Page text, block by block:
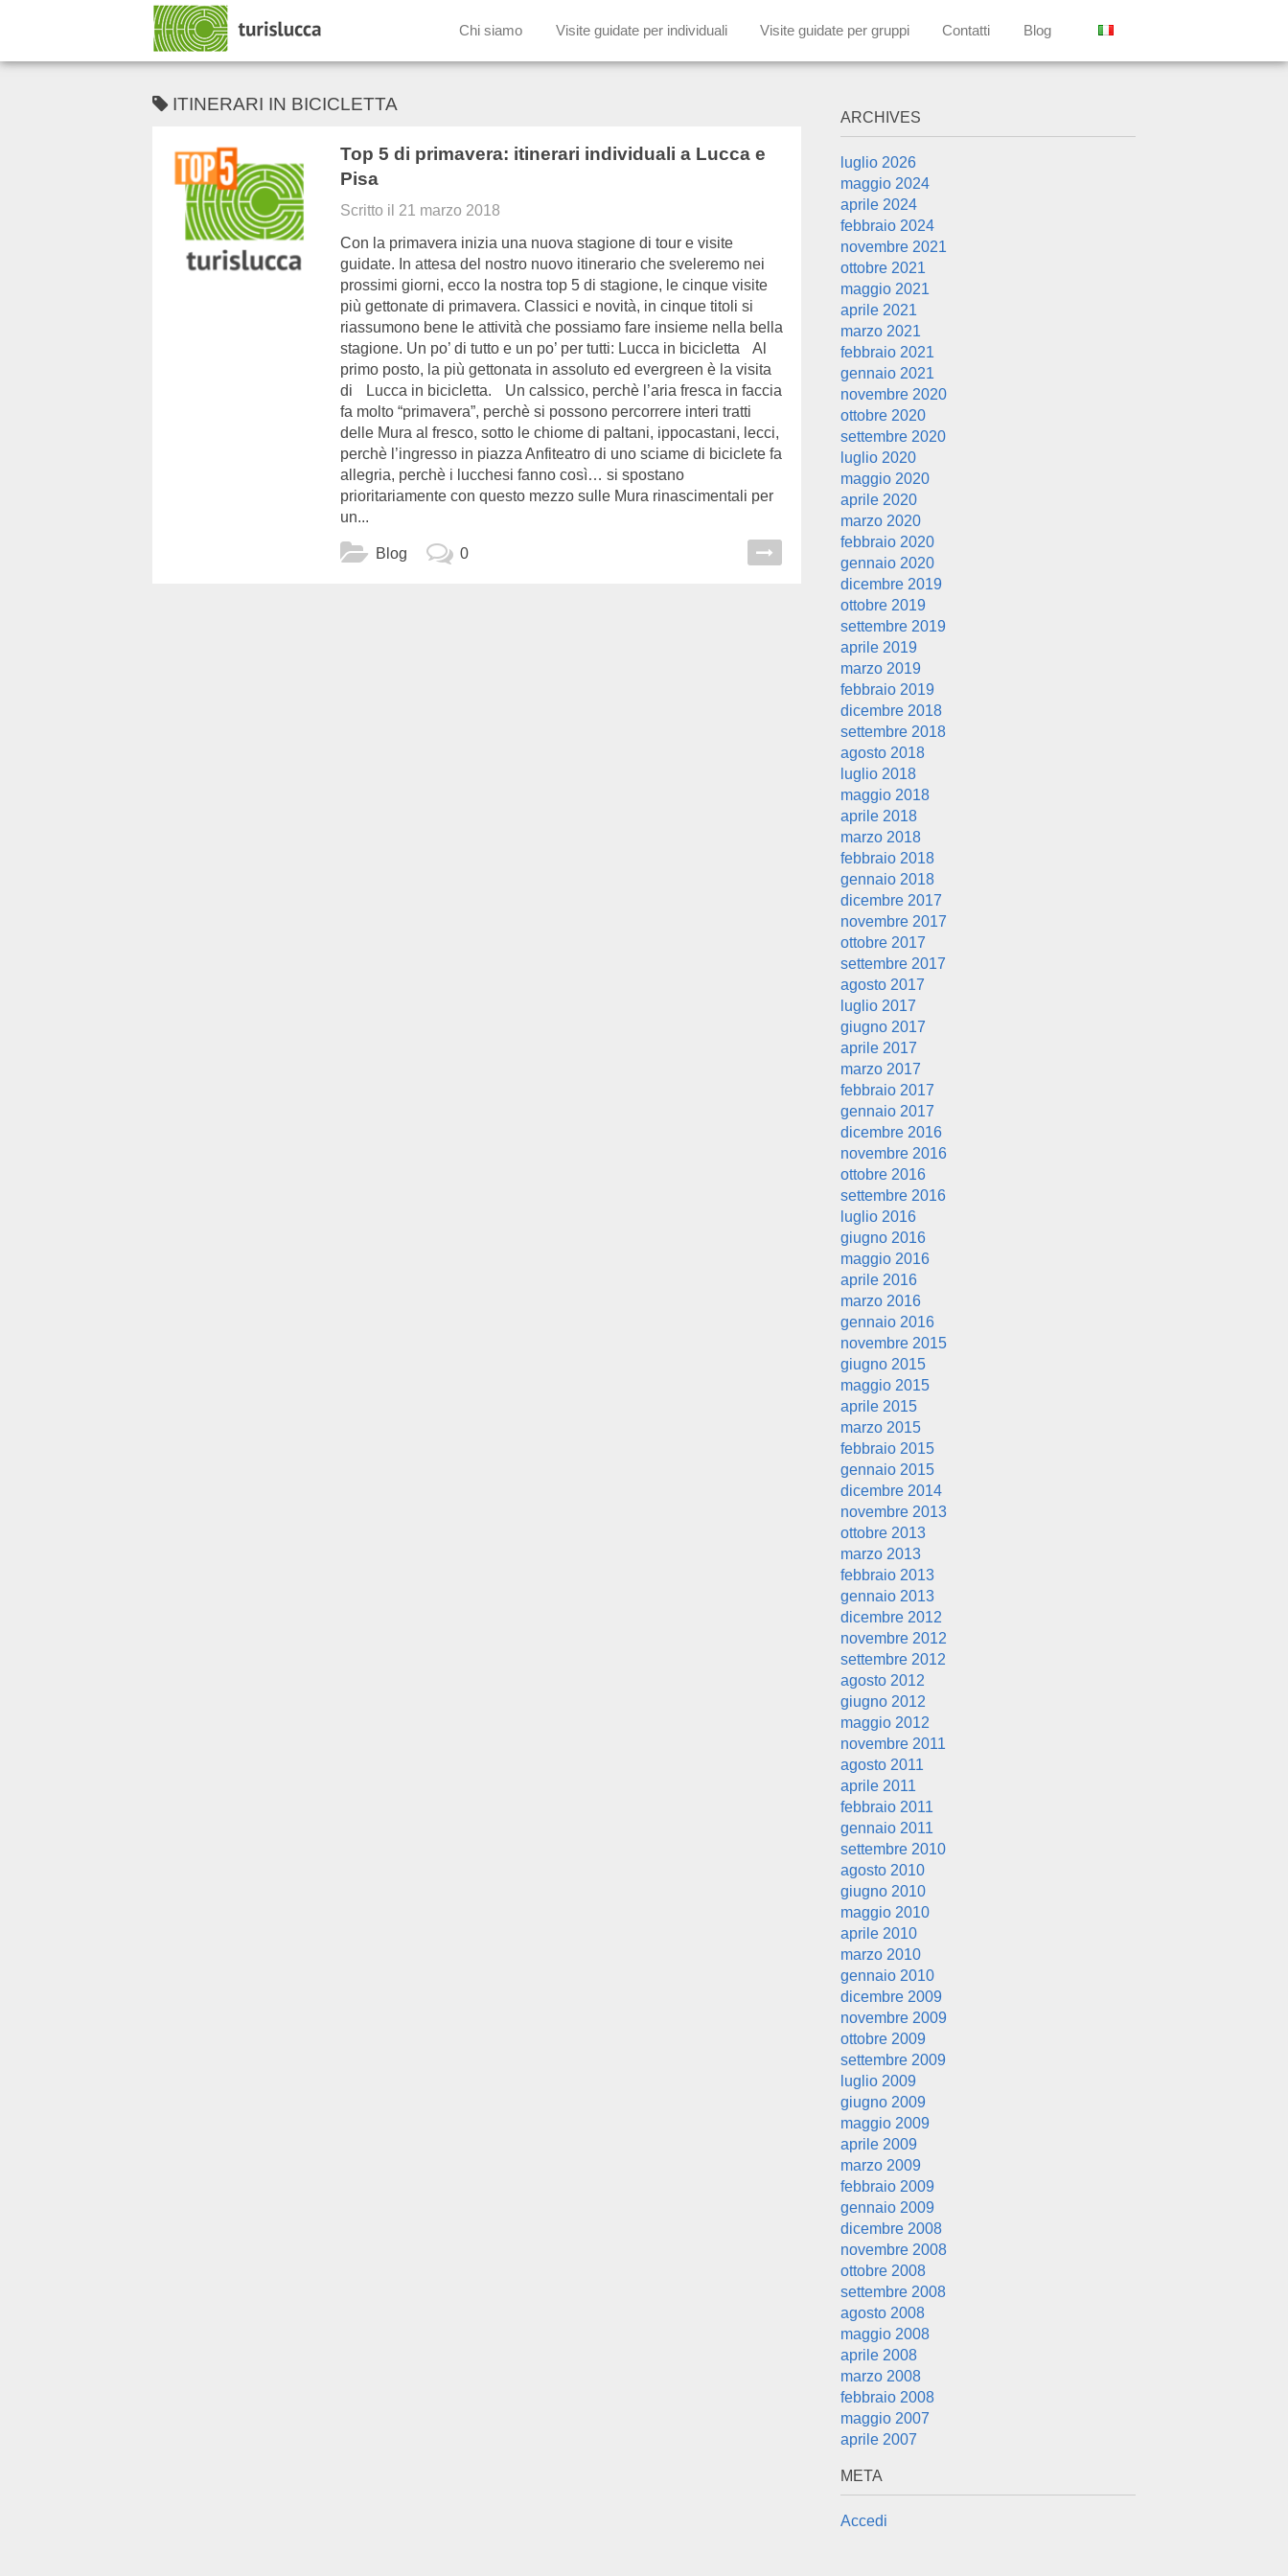
Chi siamo Visite guidate per individuali Visite guidate per gruppi Contatti Blog
ITINERARI IN BICICLETTA
Top 5 di primavera: itinerari individuali a Lucca e
Pisa
Scritto il 21 marzo 2018
Con la primavera inizia una nuova stagione di tour e visite
guidate. In attesa del nostro nuovo itinerario che sveleremo nei
prossimi giorni, ecco la nostra top 5 di stagione, le cinque visite
più gettonate di primavera. Classici e novità, in cinque titoli si
riassumono bene le attività che possiamo fare insieme nella bella
stagione. Un po’ di tutto e un po’ per tutti: Lucca in bicicletta Al
primo posto, la più gettonata in assoluto ed evergreen è la visita
di Lucca in bicicletta. Un calssico, perchè l’aria fresca in faccia
fa molto “primavera”, perchè si possono percorrere interi tratti
delle Mura al fresco, sotto le chiome di paltani, ippocastani, lecci,
perchè l’ingresso in piazza Anfiteatro di uno sciame di biciclete fa
allegria, perchè i lucchesi fanno così… si spostano
prioritariamente con questo mezzo sulle Mura rinascimentali per
un...
Blog 0
ARCHIVES
luglio 2026
maggio 2024
aprile 2024
febbraio 2024
novembre 2021
ottobre 2021
maggio 2021
aprile 2021
marzo 2021
febbraio 2021
gennaio 2021
novembre 2020
ottobre 2020
settembre 2020
luglio 2020
maggio 2020
aprile 2020
marzo 2020
febbraio 2020
gennaio 2020
dicembre 2019
ottobre 2019
settembre 2019
aprile 2019
marzo 2019
febbraio 2019
dicembre 2018
settembre 2018
agosto 2018
luglio 2018
maggio 2018
aprile 2018
marzo 2018
febbraio 2018
gennaio 2018
dicembre 2017
novembre 2017
ottobre 2017
settembre 2017
agosto 2017
luglio 2017
giugno 2017
aprile 2017
marzo 2017
febbraio 2017
gennaio 2017
dicembre 2016
novembre 2016
ottobre 2016
settembre 2016
luglio 2016
giugno 2016
maggio 2016
aprile 2016
marzo 2016
gennaio 2016
novembre 2015
giugno 2015
maggio 2015
aprile 2015
marzo 2015
febbraio 2015
gennaio 2015
dicembre 2014
novembre 2013
ottobre 2013
marzo 2013
febbraio 2013
gennaio 2013
dicembre 2012
novembre 2012
settembre 2012
agosto 2012
giugno 2012
maggio 2012
novembre 2011
agosto 2011
aprile 2011
febbraio 2011
gennaio 2011
settembre 2010
agosto 2010
giugno 2010
maggio 2010
aprile 2010
marzo 2010
gennaio 2010
dicembre 2009
novembre 2009
ottobre 2009
settembre 2009
luglio 2009
giugno 2009
maggio 2009
aprile 2009
marzo 2009
febbraio 2009
gennaio 2009
dicembre 2008
novembre 2008
ottobre 2008
settembre 2008
agosto 2008
maggio 2008
aprile 2008
marzo 2008
febbraio 2008
maggio 2007
aprile 2007
META
Accedi